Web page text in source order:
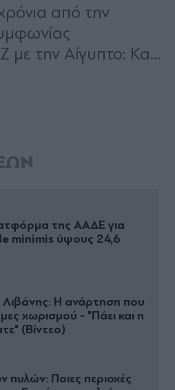
της ΑΑΔΕ για
minimis ύψους 24,6
Η ανάρτηση που
χωρισμού - "Πάει και η
(Βίντεο)
πυλών: Ποιες περιοχές